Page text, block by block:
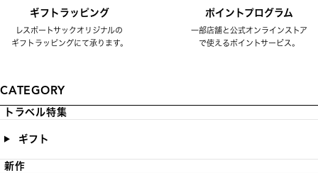
ギフトラッピング
レスポートサックオリジナルの
ギフトラッピングにて承ります。
ポイントプログラム
一部店舗と公式オンラインストア
で使えるポイントサービス。
CATEGORY
トラベル特集
ギフト
新作